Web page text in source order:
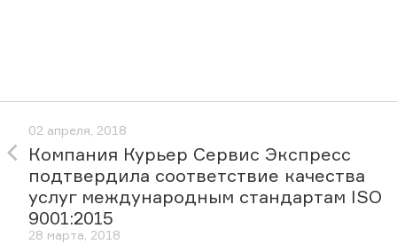
02 апреля, 2018
Компания Курьер Сервис Экспресс
подтвердила соответствие качества
услуг международным стандартам ISO
9001:2015
28 марта, 2018